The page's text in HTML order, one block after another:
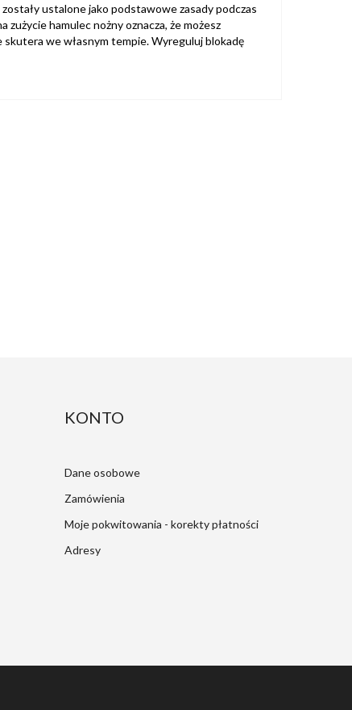
ustalone jako podstawowe zasady podczas
hamulec nożny oznacza, że ​​możesz
we własnym tempie. Wyreguluj blokadę
KONTO
Dane osobowe
Zamówienia
Moje pokwitowania - korekty płatności
Adresy